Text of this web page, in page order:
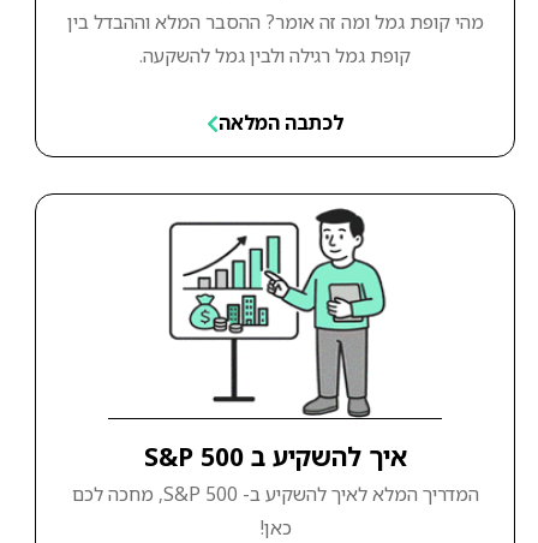
מהי קופת גמל ומה זה אומר? ההסבר המלא וההבדל בין
קופת גמל רגילה ולבין גמל להשקעה.
לכתבה המלאה
איך להשקיע ב S&P 500
המדריך המלא לאיך להשקיע ב- S&P 500, מחכה לכם
כאן!